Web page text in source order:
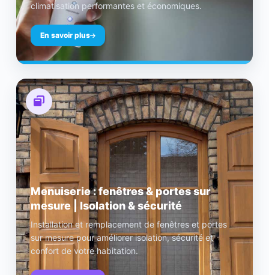
climatisation performantes et économiques.
En savoir plus
Menuiserie : fenêtres & portes sur
mesure | Isolation & sécurité
Installation et remplacement de fenêtres et portes
sur mesure pour améliorer isolation, sécurité et
confort de votre habitation.